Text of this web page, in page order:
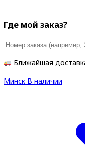
Где мой заказ?
Ближайшая
Минск В наличии